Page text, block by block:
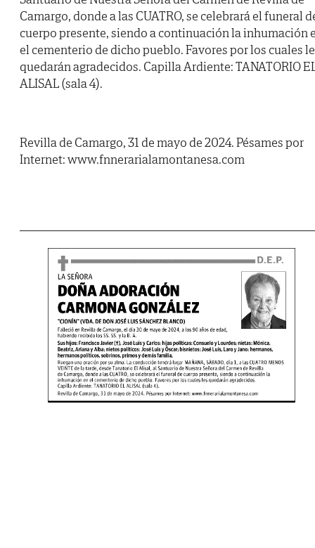
Camargo, donde a las CUATRO, se celebrará el funeral
cuerpo presente, siendo a continuación la inhumación
el cementerio de dicho pueblo. Favores por los cuales
quedarán agradecidos. Capilla Ardiente: TANATORIO
ALISAL (sala 4).
Revilla de Camargo, 31 de mayo de 2024. Pésames por
Internet: www.fnnerarialamontanesa.com